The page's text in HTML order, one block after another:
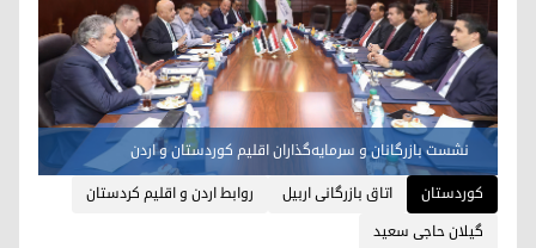
نشست بازرگانان و سرمایەگذاران اقلیم کوردستان و اردن
کوردستان
اتاق بازرگانی اربیل
روابط اردن و اقلیم کردستان
گیلان حاجی سعید